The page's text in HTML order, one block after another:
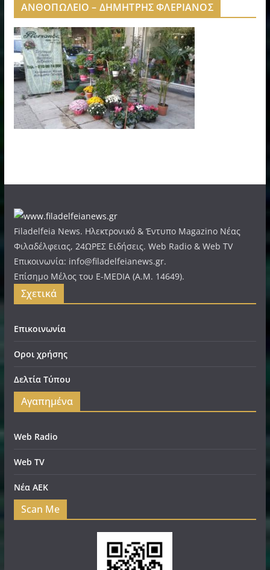
ΑΝΘΟΠΩΛΕΙΟ – ΔΗΜΗΤΡΗΣ ΦΛΕΡΙΑΝΟΣ
Filadelfeia News. Ηλεκτρονικό & Έντυπο Magazino Νέας
Φιλαδέλφειας, 24ΩΡΕΣ Ειδήσεις. Web Radio & Web TV
Επικοινωνία: info@filadelfeianews.gr.
Επίσημο Μέλος του E-MEDIA (A.M. 14649).
Σχετικά
Επικοινωνία
Οροι χρήσης
Δελτία Τύπου
Αγαπημένα
Web Radio
Web TV
Νέα ΑΕΚ
Scan Me